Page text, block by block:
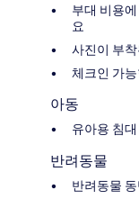
부대 비용
요
사진이 부
체크인 가
아동
유아용 침
반려동물
반려동물